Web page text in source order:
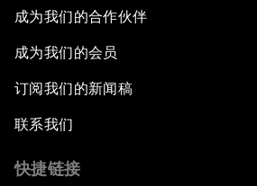
成为我们的合作伙伴
成为我们的会员
订阅我们的新闻稿
联系我们
快捷链接